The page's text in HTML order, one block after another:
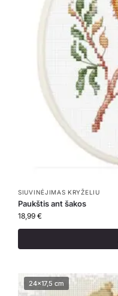
SIUVINĖJIMAS KRYŽELIU
Paukštis ant šakos
18,99 €
24x17,5 cm
24x17,5 cm